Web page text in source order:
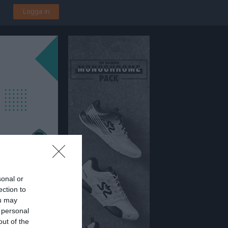
or
to
may
of the
Logga in